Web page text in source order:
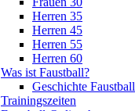
Herren 35
Herren 45
Herren 55
Herren 60
Was ist Faustball?
Geschichte Faustball
Trainingszeiten